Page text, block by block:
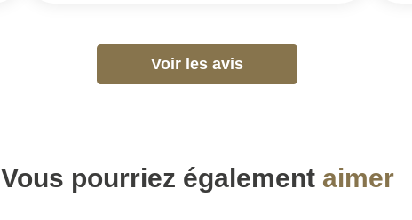
Voir les avis
Vous pourriez également aimer